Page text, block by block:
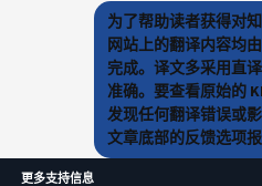
为了帮助读者获得对
网站上的翻译内容均
完成。译文多采用直
准确。要查看原始的
发现任何翻译错误或
文章底部的反馈选项报
更多支持信息